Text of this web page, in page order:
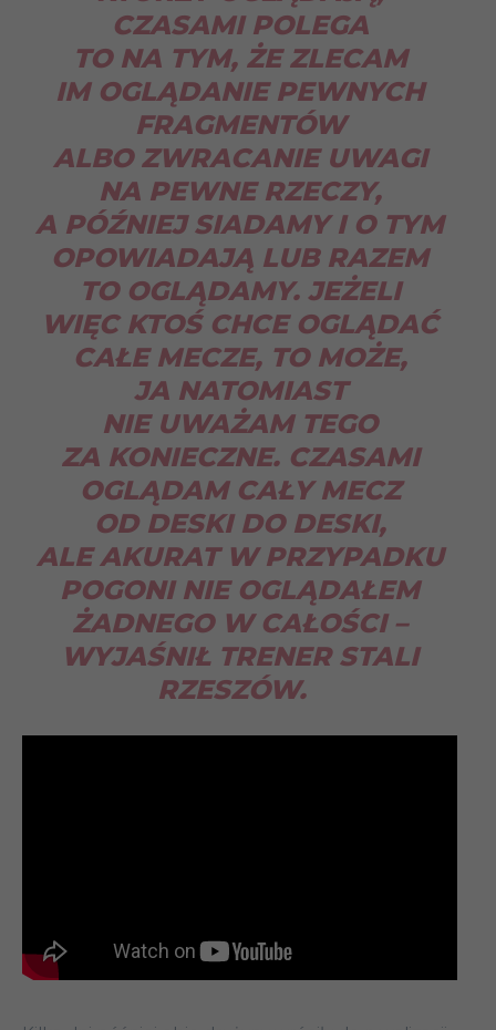
CZASAMI POLEGA
TO NA TYM, ŻE ZLECAM
IM OGLĄDANIE PEWNYCH
FRAGMENTÓW
ALBO ZWRACANIE UWAGI
NA PEWNE RZECZY,
A PÓŹNIEJ SIADAMY I O TYM
OPOWIADAJĄ LUB RAZEM
TO OGLĄDAMY. JEŻELI
WIĘC KTOŚ CHCE OGLĄDAĆ
CAŁE MECZE, TO MOŻE,
JA NATOMIAST
NIE UWAŻAM TEGO
ZA KONIECZNE. CZASAMI
OGLĄDAM CAŁY MECZ
OD DESKI DO DESKI,
ALE AKURAT W PRZYPADKU
POGONI NIE OGLĄDAŁEM
ŻADNEGO W CAŁOŚCI –
WYJAŚNIŁ TRENER STALI
RZESZÓW.